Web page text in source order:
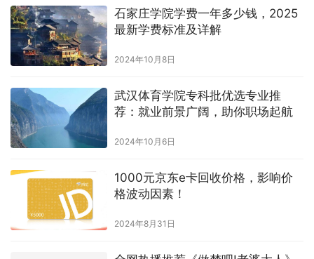
石家庄学院学费一年多少钱，2025
最新学费标准及详解
2024年10月8日
武汉体育学院专科批优选专业推
荐：就业前景广阔，助你职场起航
2024年10月6日
1000元京东e卡回收价格，影响价
格波动因素！
2024年8月31日